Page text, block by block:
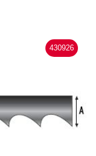
430926